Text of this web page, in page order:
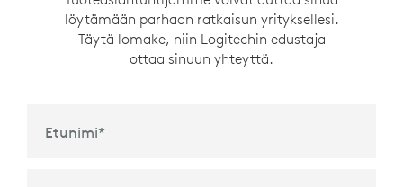
löytämään parhaan ratkaisun yrityksellesi.
Täytä lomake, niin Logitechin edustaja
ottaa sinuun yhteyttä.
Etunimi*